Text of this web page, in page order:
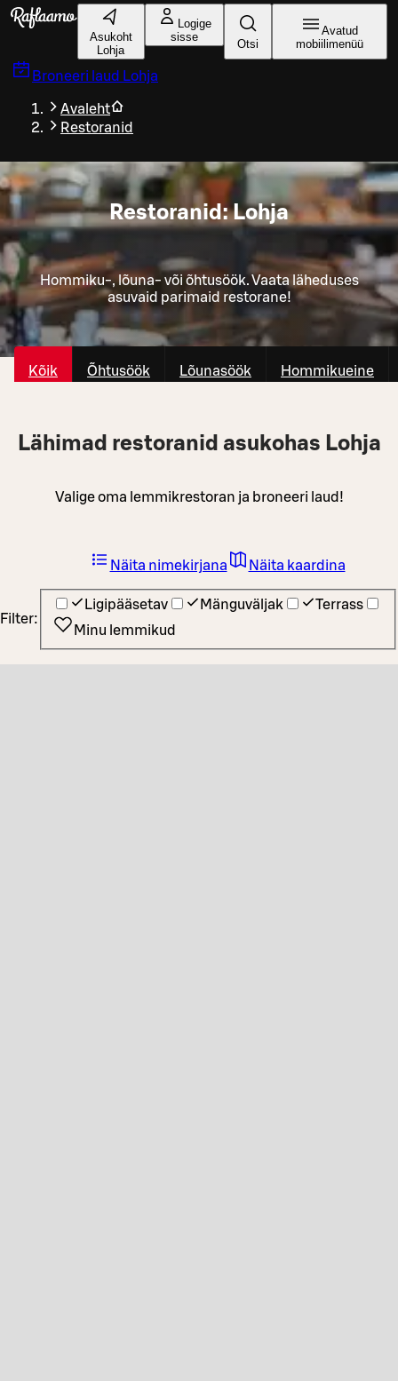
Liigu peamise sisu juurde
Asukoht
Lohja
Logige
sisse
Otsi
Avatud
mobiilimenüü
Broneeri laud Lohja
Avaleht
Restoranid
Restoranid: Lohja
Hommiku-, lõuna- või õhtusöök. Vaata läheduses
asuvaid parimaid restorane!
Kõik Õhtusöök Lõunasöök Hommikueine
Lähimad restoranid asukohas Lohja
Valige oma lemmikrestoran ja broneeri laud!
Filter:
Ligipääsetav Mänguväljak
Terrass
Minu lemmikud
Näita nimekirjana Näita kaardina